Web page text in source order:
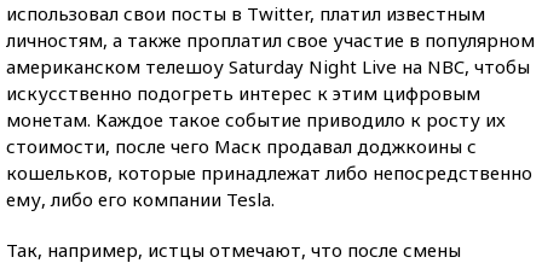
использовал свои посты в Twitter, платил известным
личностям, а также проплатил свое участие в популярном
американском телешоу Saturday Night Live на NBC, чтобы
искусственно подогреть интерес к этим цифровым
монетам. Каждое такое событие приводило к росту их
стоимости, после чего Маск продавал доджкоины с
кошельков, которые принадлежат либо непосредственно
ему, либо его компании Tesla.
Так, например, истцы отмечают, что после смены